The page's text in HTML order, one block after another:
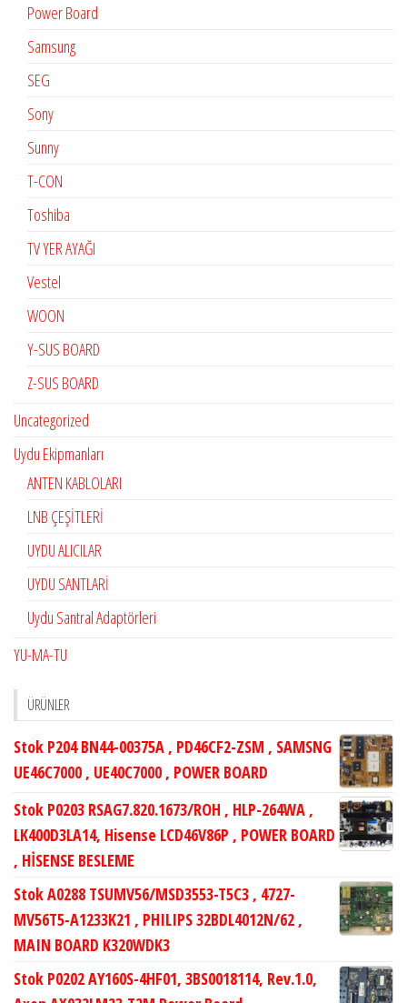
Power Board
Samsung
SEG
Sony
Sunny
T-CON
Toshiba
TV YER AYAĞI
Vestel
WOON
Y-SUS BOARD
Z-SUS BOARD
Uncategorized
Uydu Ekipmanları
ANTEN KABLOLARI
LNB ÇEŞİTLERİ
UYDU ALICILAR
UYDU SANTLARİ
Uydu Santral Adaptörleri
YU-MA-TU
ÜRÜNLER
Stok P204 BN44-00375A , PD46CF2-ZSM , SAMSNG
UE46C7000 , UE40C7000 , POWER BOARD
Stok P0203 RSAG7.820.1673/ROH , HLP-264WA ,
LK400D3LA14, Hisense LCD46V86P , POWER BOARD
, HİSENSE BESLEME
Stok A0288 TSUMV56/MSD3553-T5C3 , 4727-
MV56T5-A1233K21 , PHILIPS 32BDL4012N/62 ,
MAIN BOARD K320WDK3
Stok P0202 AY160S-4HF01, 3BS0018114, Rev.1.0,